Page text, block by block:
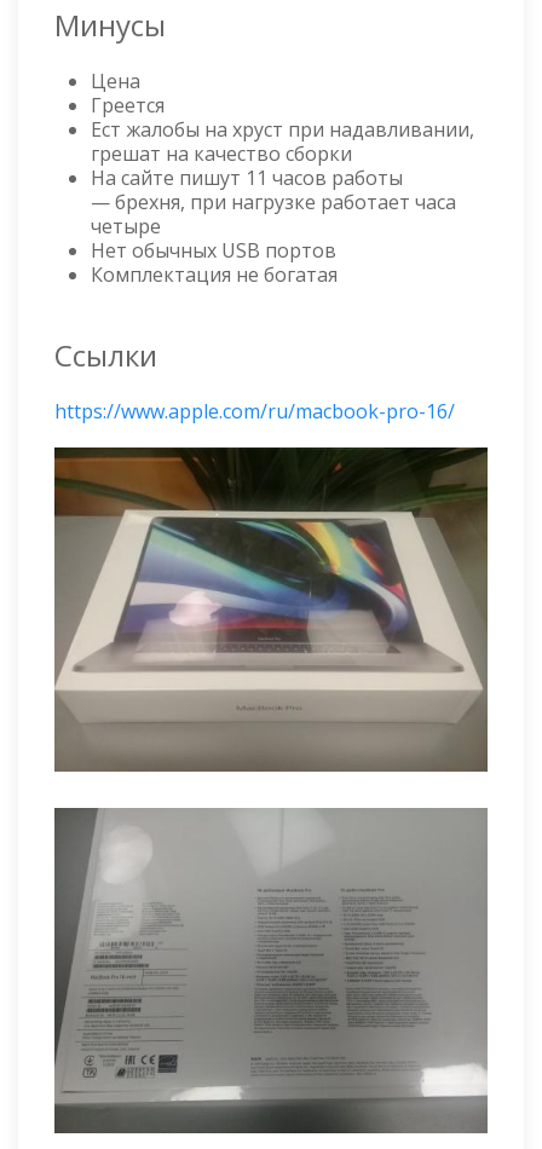
Минусы
Цена
Греется
Ест жалобы на хруст при надавливании,
грешат на качество сборки
На сайте пишут 11 часов работы
— брехня, при нагрузке работает часа
четыре
Нет обычных USB портов
Комплектация не богатая
Ссылки
https://www.apple.com/ru/macbook-pro-16/